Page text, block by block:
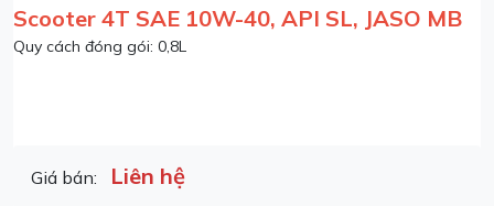
Scooter 4T SAE 10W-40, API SL, JASO MB
Quy cách đóng gói: 0,8L
Giá bán: Liên hệ